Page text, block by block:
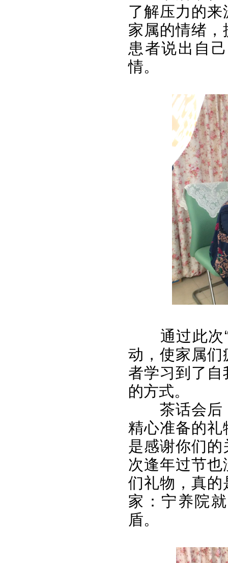
了解压力的
家属的情绪
患者说出自
情。
通过此次“
动，使家属
者学习到了
的方式。
茶话会后，
精心准备的
是感谢你们
次逢年过节
们礼物，真
家：宁养院
盾。